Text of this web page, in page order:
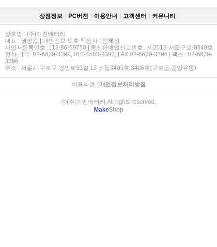
상점정보 PC버젼 이용안내 고객센터 커뮤니티
상호명 : (주)가진배터리
대표 : 권봉갑 | 개인정보 보호 책임자 : 엄혜진
사업자등록번호 :113-86-69750 | 통신판매업신고번호 : 제2013-서울구로-0340호
전화 : TEL 02-6679-3399, 010-4583-3397, FAX 02-6679-3396 | 팩스 : 02-6679-
3396
주소 : 서울시 구로구 경인로53길 15 바동3405호,3406호(구로동,중앙유통)
이용약관| 개인정보처리방침
ⓒ(주)가진배터리 All rights reserved.
MakeShop